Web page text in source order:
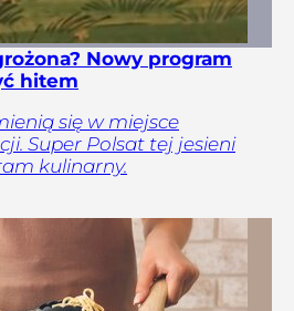
Nowy program
hitem
się w miejsce
Super Polsat tej jesieni
kulinarny.